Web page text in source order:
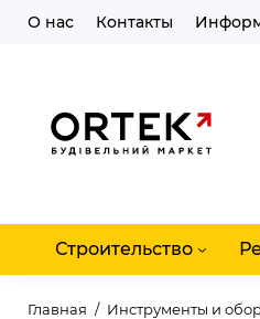
О нас Контакты
Строительство
Главная Инструменты и